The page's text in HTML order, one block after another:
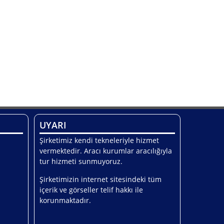
UYARI
Şirketimiz kendi tekneleriyle hizmet
vermektedir. Aracı kurumlar aracılığıyla
tur hizmeti sunmuyoruz.
Şirketimizin internet sitesindeki tüm
içerik ve görseller telif hakkı ile
korunmaktadır.